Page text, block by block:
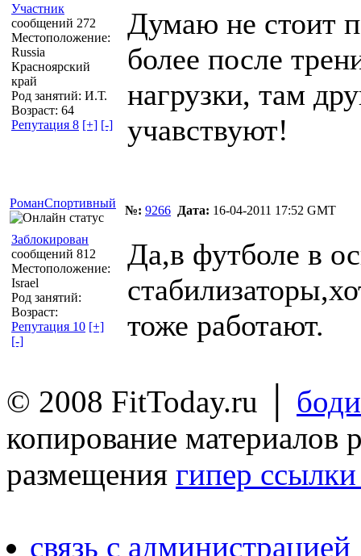
Участник
сообщений 272
Местоположение:
Russia
Красноярский
край
Род занятий: И.Т.
Возраст: 64
Репутация 8 [+] [-]
Думаю не стоит
более после
нагрузки, там
учавствуют!
РоманСпортивный
№: 9266 Дата: 16-04-2011 17:52 GMT
Заблокирован
сообщений 812
Местоположение:
Israel
Род занятий:
Возраст:
Репутация 10 [+]
[-]
Да,в футболе в
тоже работают.
© 2008 FitToday.ru │
копирование материалов
размещения гипер
связь с администрацией